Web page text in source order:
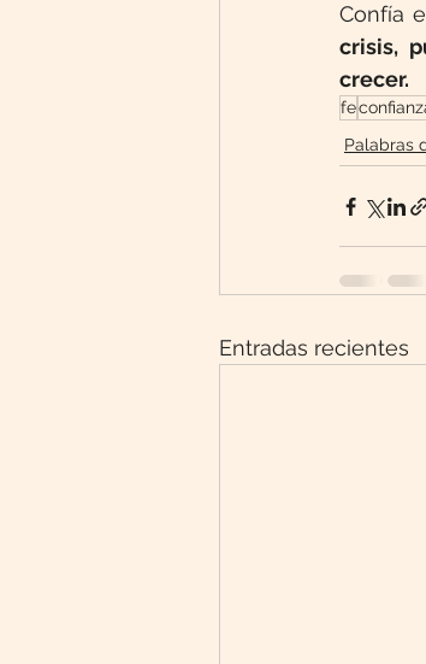
Confía
crisis,
crecer.
fe
Palabras
Entradas recientes